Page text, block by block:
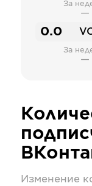
За
—
0.0
За
—
Изменение